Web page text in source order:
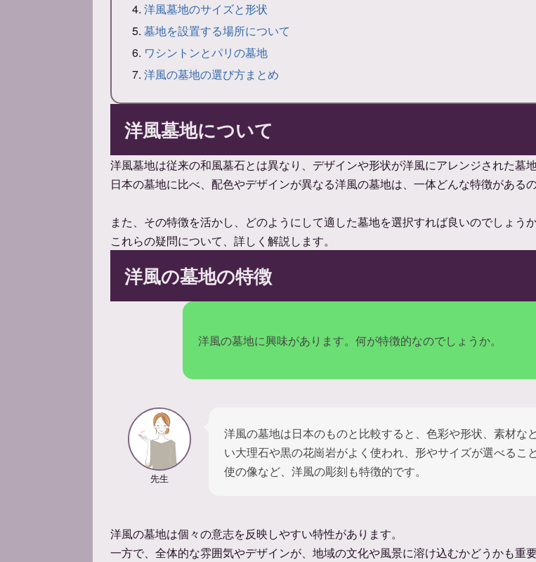
洋風墓地のサイズと形状
墓地を設置する場所について
ワシントンとパリの墓地
洋風の墓地の選び方まとめ
洋風墓地について
洋風墓地は従来の和風墓石とは異なり、デザインや形状が洋風にアレンジされた墓地
日本の墓地に比べ、配色やデザインが異なる洋風の墓地は、一体どんな特徴があるの
また、その特徴を活かし、どのようにして適した墓地を選択すれば良いのでしょうか
これらの疑問について、詳しく解説します。
洋風の墓地の特徴
洋風の墓地に興味があります。何が特徴的なのでしょうか。
先生
洋風の墓地は日本のものと比較すると、色彩や形状、素材な
い大理石や黒の花崗岩がよく使われ、形やサイズが選べるこ
使の像など、洋風の彫刻も特徴的です。
洋風の墓地は個々の意志を反映しやすい特性があります。
一方で、全体的な雰囲気やデザインが、地域の文化や風景に溶け込むかどうかも重